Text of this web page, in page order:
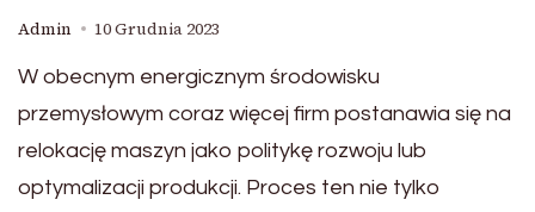
Admin 10 Grudnia 2023
W obecnym energicznym środowisku
przemysłowym coraz więcej firm postanawia się na
relokację maszyn jako politykę rozwoju lub
optymalizacji produkcji. Proces ten nie tylko